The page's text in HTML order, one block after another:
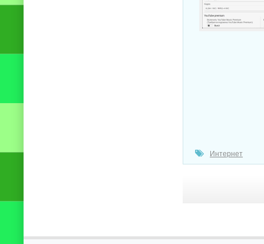
Интернет